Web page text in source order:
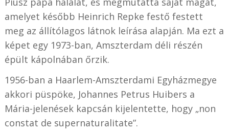
amelyet később Heinrich Repke festő festett
meg az állítólagos látnok leírása alapján. Ma ezt a
képet egy 1973-ban, Amszterdam déli részén
épült kápolnában őrzik.
1956-ban a Haarlem-Amszterdami Egyházmegye
akkori püspöke, Johannes Petrus Huibers a
Mária-jelenések kapcsán kijelentette, hogy „non
constat de supernaturalitate”.